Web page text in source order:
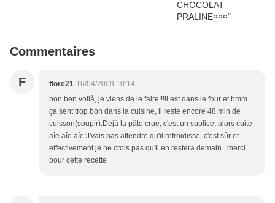
Commentaires
F flore21 16/04/2009 10:14
bon ben voilà, je viens de le faire!!!il est dans le four et hmm
ça sent trop bon dans la cuisine, il reste encore 48 min de
cuisson(soupir).Déjà la pâte crue, c'est un suplice, alors cuite
aîe aîe aîe!J'vais pas attendre qu'il refroidisse, c'est sûr et
effectivement je ne crois pas qu'il en restera demain...merci
pour cette recette